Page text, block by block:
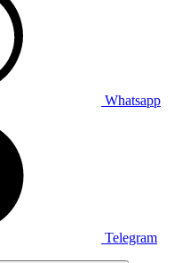
Whatsapp
Telegram